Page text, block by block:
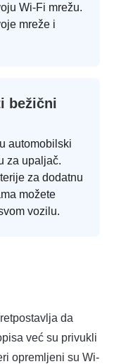
Wi-Fi mrežu.
mreže i
bežični
automobilski
za upaljač.
za dodatnu
možete
vozilu.
da
već su privukli
opremljeni su Wi-